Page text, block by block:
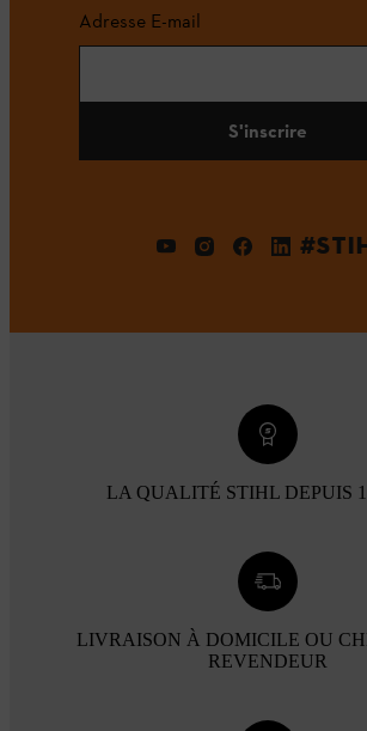
Adresse E-mail
S'inscrire
LA QUALITÉ STIHL DEPUIS
LIVRAISON À DOMICILE OU
REVENDEUR